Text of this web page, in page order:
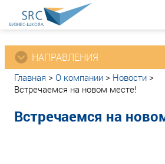
НАПРАВЛЕНИЯ
Главная > О компании > Новости >
Встречаемся на новом месте!
Встречаемся на